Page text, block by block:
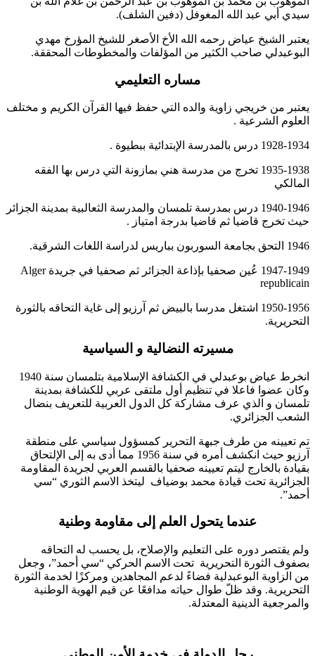
سيدي أبي عبد الله المغوفل (دفين الشلف).
يعتبر الشيخ عياض رحمه الله الأخ الأصغر للشيخ المؤرخ مهدي
البوعبدلي صاحب الكثير من المؤلفات والمخطوطات المحققة.
مساره التعليمي
يعتبر من خريجي زاوية والده التي حفظ فيها القرآن الكريم و مختلف
العلوم الشرعية .
1928-1934 درس بالمدرسة الإبتدائية ببطيوة .
1935-1938 تخرج من مدرسة هني بمازونة التي درس بها الفقه
المالكي
1940-1946 درس بمدرسة تلمسان والمدرسة الثعالبية بمدينة الجزائر
حيث تخرج قاضيا ثم قاضيا بدرجة امتياز .
1946 التحق بجامعة السوربون بباريس لدراسة اللغات الشرقية.
1947-1949 عُين صحفيا بإذاعة الجزائر ثم صحفيا في جريدة Alger
republicain
1950-1956 اشتغل مدرسا بالبيض ثم آرزيو إلى غاية التحاقه بالثورة
التحريرية.
مسيرته النضالية و السياسية
انخرط عياض بوعبدلي في الكشافة الإسلامية بتلمسان سنة 1940
وكان عضوا فاعلا في تنظيم أول ملتقى عربي للكشافة بمدينة
تلمسان و الذي عرف مشاركة كل الدول العربية للتعريف بنضال
الشعب الجزائري.
تم تعيينه من طرف جبهة التحرير كمسؤول سياسي على منطقة
آرزيو حيث انكشف أمره في سنة 1956 مما أدى به إلى الإلتحاق
بقيادة بالخارج ليتم تعيينه صحفيا بالقسم العربي لجريدة المقاومة
الجزائرية تحت قيادة محمد بوضياف ليتخذ الاسم الثوري “سي
أحمد”.
عندما يتحول العلم إلى مقاومة وطنية
ولم يقتصر دوره على التعليم والإصلاح، بل يحسب له التحاقه
بصفوف الثورة التحريرية تحت الاسم الحركي “سي أحمد”، وجعل
من الزاوية البوعبدلية فضاءً لدعم المجاهدين ومركزًا لخدمة الثورة
التحريرية. وقد ظلّ طوال حياته مدافعًا عن قيم الهوية الوطنية
والمرجعية الدينية المعتدلة.